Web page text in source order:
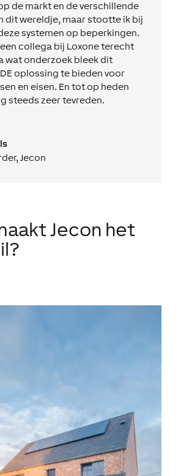
de markt en de verschillende
dit wereldje, maar stootte ik bij
systemen op beperkingen.
een collega bij Loxone terecht
wat onderzoek bleek dit
oplossing te bieden voor
en eisen. En tot op heden
steeds zeer tevreden.
, Jecon
Jecon het